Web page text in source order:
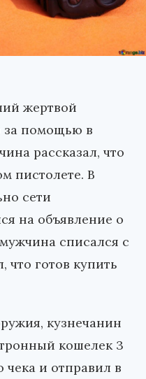
жертвой
за помощью в
рассказал, что
пистолете. В
сети
на объявление о
списался с
готов купить
кузнечанин
кошелек 3
чека и отправил в